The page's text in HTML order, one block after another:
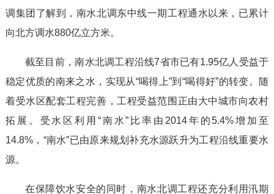
y
i
d
e
o
调集团了解到，南水北调东中线一期工程通水以来，已累计
向北方调水880亿立方米。
截至目前，南水北调工程沿线7省市已有1.95亿人受益于
稳定优质的南来之水，实现从“喝得上”到“喝得好”的转变。随
着受水区配套工程完善，工程受益范围正由大中城市向农村
拓展。受水区利用“南水”比率由2014年的5.4%增加至
14.8%，“南水”已由原来规划补充水源跃升为工程沿线重要水
源。
在保障饮水安全的同时，南水北调工程还充分利用汛期